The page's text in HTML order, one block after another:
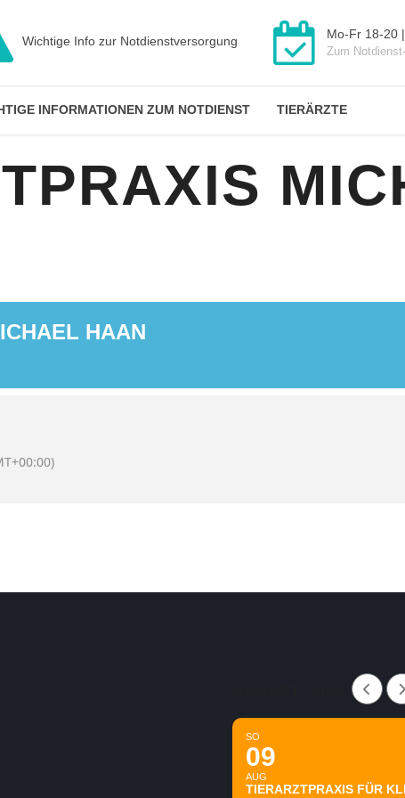
Wichtige Info zur Notdienstversorgung Mo-Fr 18-20
Zum
INFORMATIONEN ZUM NOTDIENST TIERÄRZTE
HAAN
SO
09
AUG
TIERARZTPRAXIS FÜR